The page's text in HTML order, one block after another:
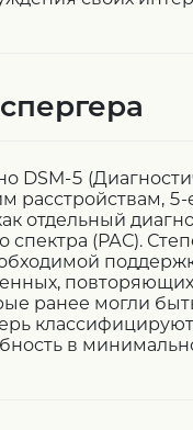
DSM-5
расстройствам,
отдельный
спектра (РАС).
ранее могли
в